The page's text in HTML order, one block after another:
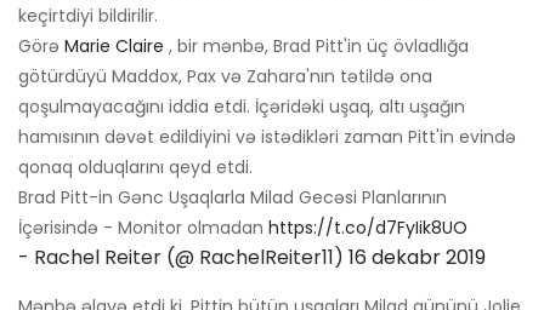
keçirtdiyi bildirilir.
Görə Marie Claire , bir mənbə, Brad Pitt'in üç övladlığa
götürdüyü Maddox, Pax və Zahara'nın tətildə ona
qoşulmayacağını iddia etdi. İçəridəki uşaq, altı uşağın
hamısının dəvət edildiyini və istədikləri zaman Pitt'in evində
qonaq olduqlarını qeyd etdi.
Brad Pitt-in Gənc Uşaqlarla Milad Gecəsi Planlarının
İçərisində - Monitor olmadan https://t.co/d7FyIik8UO
- Rachel Reiter (@ RachelReiter11) 16 dekabr 2019